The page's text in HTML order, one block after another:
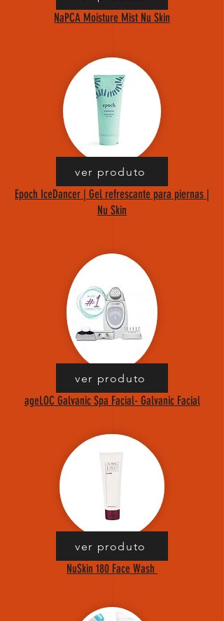
NaPCA Moisture Mist Nu Skin
ver produto
Epoch IceDancer | Gel refrescante para piernas |
Nu Skin
ver produto
ageLOC Galvanic Spa Facial- Galvanic Facial
ver produto
NuSkin 180 Face Wash